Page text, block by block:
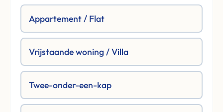
Appartement / Flat
Vrijstaande woning / Villa
Twee-onder-een-kap